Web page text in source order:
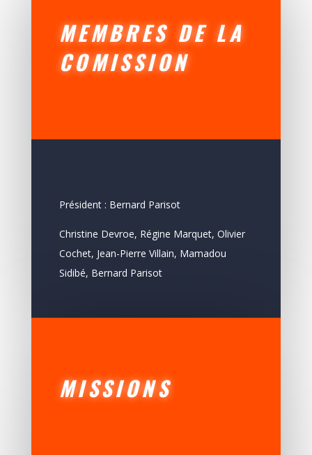
MEMBRES DE LA
COMISSION
Président : Bernard Parisot
Christine Devroe, Régine Marquet, Olivier
Cochet, Jean-Pierre Villain, Mamadou
Sidibé, Bernard Parisot
MISSIONS